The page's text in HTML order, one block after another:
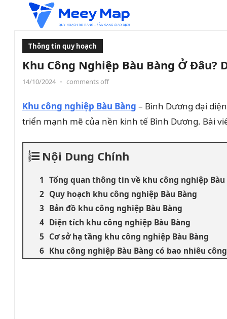
Thông tin quy hoạch
Khu Công Nghiệp Bàu Bàng Ở Đâu?
14/10/2024 • comments off
Khu công nghiệp Bàu Bàng – Bình Dương đại
triển mạnh mẽ của nền kinh tế Bình Dương. Bài
Nội Dung Chính
Tổng quan thông tin về khu công nghiệp Bàu
Quy hoạch khu công nghiệp Bàu Bàng
Bản đồ khu công nghiệp Bàu Bàng
Diện tích khu công nghiệp Bàu Bàng
Cơ sở hạ tầng khu công nghiệp Bàu Bàng
Khu công nghiệp Bàu Bàng có bao nhiêu